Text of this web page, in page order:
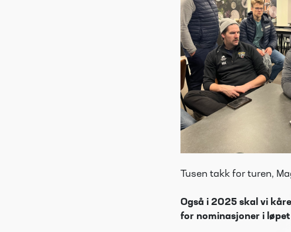
Tusen takk for turen,
Også i 2025 skal vi
for nominasjoner i